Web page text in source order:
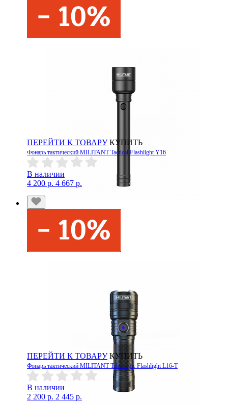
ПЕРЕЙТИ К ТОВАРУ КУПИТЬ
Фонарь тактический MILITANT Tactical Flashlight Y16
В наличии
4 200 р. 4 667 р.
ПЕРЕЙТИ К ТОВАРУ КУПИТЬ
Фонарь тактический MILITANT Telescopic Flashlight L16-T
В наличии
2 200 р. 2 445 р.